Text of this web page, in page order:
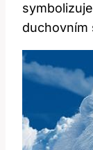
duchovním